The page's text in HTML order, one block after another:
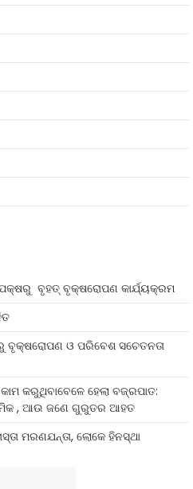
ବୃହତ୍ ବୃକ୍ଷରୋପଣ କାର୍ଯ୍ୟକ୍ରମ
ବୃକ୍ଷରୋପଣ ଓ ପରିବେଶ ସଚେତନତା
କରୁଥିବାବେଳେ ହେଲା ବଜ୍ରପାତ:
, ଆଉ ଜଣେ ଗୁରୁତର ଆହତ
ମରଣଯନ୍ତା, ଲୋକେ ହିନସ୍ଥା